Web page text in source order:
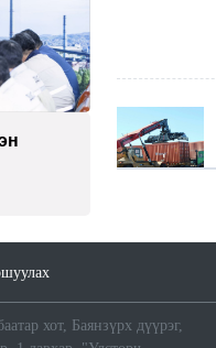
ын
хот, Баянзүрх дүүрэг,